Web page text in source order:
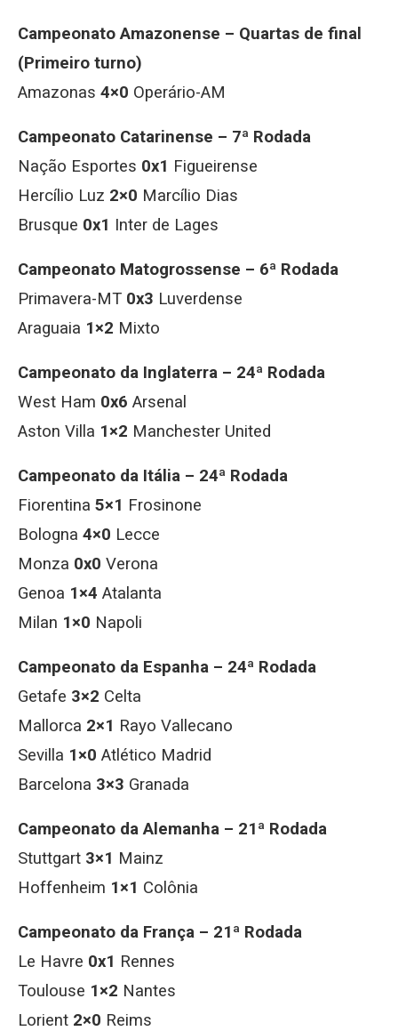
Campeonato Amazonense – Quartas de final
(Primeiro turno)
Amazonas 4×0 Operário-AM
Campeonato Catarinense – 7ª Rodada
Nação Esportes 0x1 Figueirense
Hercílio Luz 2×0 Marcílio Dias
Brusque 0x1 Inter de Lages
Campeonato Matogrossense – 6ª Rodada
Primavera-MT 0x3 Luverdense
Araguaia 1×2 Mixto
Campeonato da Inglaterra – 24ª Rodada
West Ham 0x6 Arsenal
Aston Villa 1×2 Manchester United
Campeonato da Itália – 24ª Rodada
Fiorentina 5×1 Frosinone
Bologna 4×0 Lecce
Monza 0x0 Verona
Genoa 1×4 Atalanta
Milan 1×0 Napoli
Campeonato da Espanha – 24ª Rodada
Getafe 3×2 Celta
Mallorca 2×1 Rayo Vallecano
Sevilla 1×0 Atlético Madrid
Barcelona 3×3 Granada
Campeonato da Alemanha – 21ª Rodada
Stuttgart 3×1 Mainz
Hoffenheim 1×1 Colônia
Campeonato da França – 21ª Rodada
Le Havre 0x1 Rennes
Toulouse 1×2 Nantes
Lorient 2×0 Reims